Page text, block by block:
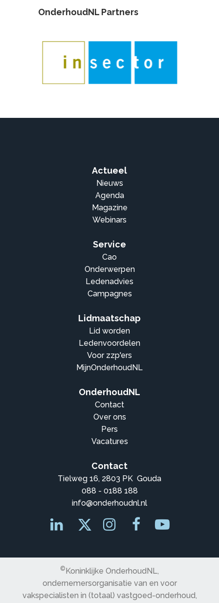
OnderhoudNL Partners
Actueel
Nieuws
Agenda
Magazine
Webinars
Service
Cao
Onderwerpen
Ledenadvies
Campagnes
Lidmaatschap
Lid worden
Ledenvoordelen
Voor zzp'ers
MijnOnderhoudNL
OnderhoudNL
Contact
Over ons
Pers
Vacatures
Contact
Tielweg 16, 2803 PK Gouda
088 - 0188 188
info@onderhoudnl.nl
©Koninklijke OnderhoudNL,
ondernemersorganisatie van en voor
vakspecialisten in (totaal) vastgoed-onderhoud,